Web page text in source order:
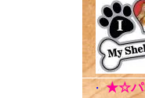
・★☆パ